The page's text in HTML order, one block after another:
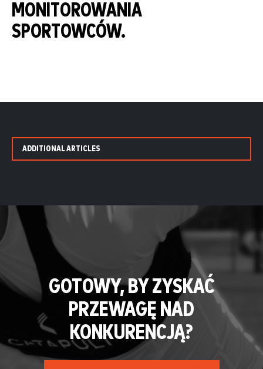
MONITOROWANIA
SPORTOWCÓW.
ADDITIONAL ARTICLES
GOTOWY, BY ZYSKAĆ
PRZEWAGĘ NAD
KONKURENCJĄ?